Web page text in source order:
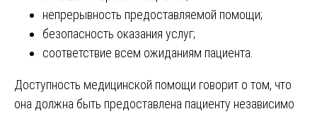
непрерывность предоставляемой помощи;
безопасность оказания услуг;
соответствие всем ожиданиям пациента.
Доступность медицинской помощи говорит о том, что
она должна быть предоставлена пациенту независимо